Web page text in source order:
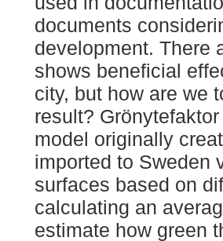
documents
development. There
shows beneficial
city, but how are we
result?
model originally
imported to Sweden
surfaces based on
calculating an
estimate how green